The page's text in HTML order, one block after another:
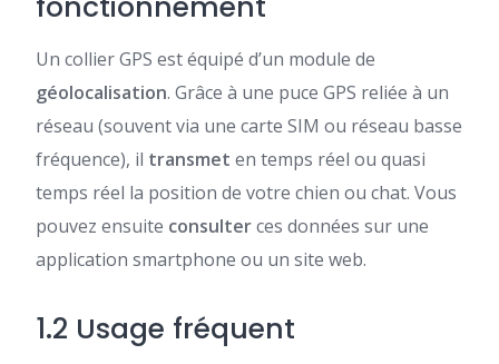
Un collier GPS est équipé d’un module de
géolocalisation. Grâce à une puce GPS reliée à un
réseau (souvent via une carte SIM ou réseau basse
fréquence), il transmet en temps réel ou quasi
temps réel la position de votre chien ou chat. Vous
pouvez ensuite consulterces données sur une
application smartphone ou un site web.
1.2 Usage fréquent